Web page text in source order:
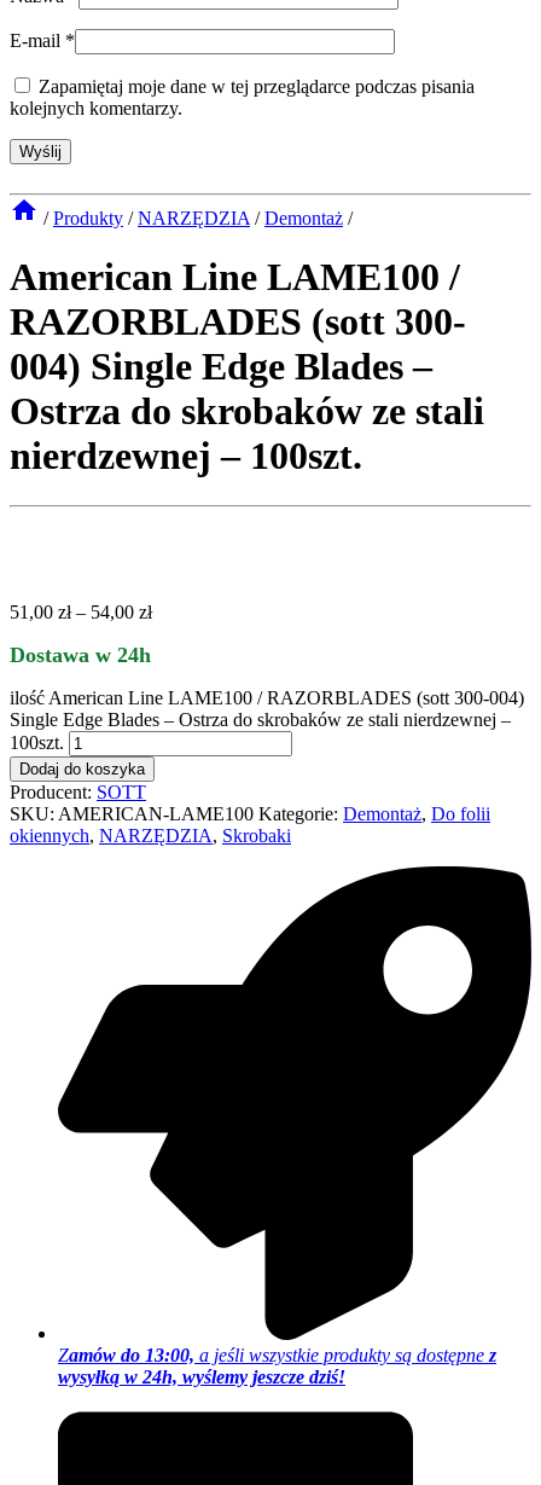
E-mail *
Zapamiętaj moje dane w tej przeglądarce podczas pisania
kolejnych komentarzy.
/ Produkty / NARZĘDZIA / Demontaż /
American Line LAME100 /
RAZORBLADES (sott 300-
004) Single Edge Blades –
Ostrza do skrobaków ze stali
nierdzewnej – 100szt.
51,00 zł – 54,00 zł
Dostawa w 24h
ilość American Line LAME100 / RAZORBLADES (sott 300-004)
Single Edge Blades – Ostrza do skrobaków ze stali nierdzewnej –
100szt.
Dodaj do koszyka
Producent: SOTT
SKU: AMERICAN-LAME100 Kategorie: Demontaż, Do folii
okiennych, NARZĘDZIA, Skrobaki
Zamów do 13:00, a jeśli wszystkie produkty są dostępne z
wysyłką w 24h, wyślemy jeszcze dziś!